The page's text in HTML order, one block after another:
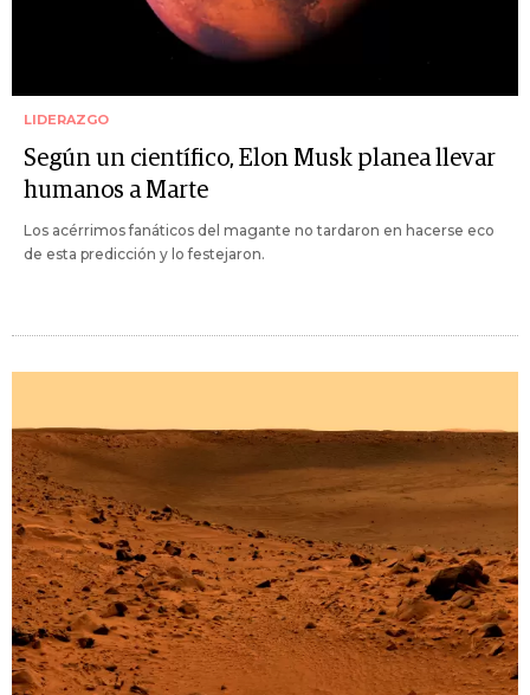
LIDERAZGO
Según un científico, Elon Musk planea llevar
humanos a Marte
Los acérrimos fanáticos del magante no tardaron en hacerse eco
de esta predicción y lo festejaron.